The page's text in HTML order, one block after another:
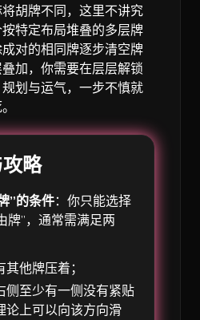
胡牌不同，这里不讲究
特定布局堆叠的多层牌
对的相同牌逐步清空牌
加，你需要在层层解锁
划与运气，一步不慎就
略
”的条件：你只能选择
牌”，通常需满足两
他牌压着；
侧至少有一侧没有紧贴
论上可以向该方向滑